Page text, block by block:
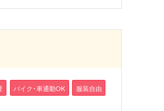
バイク･車通勤OK 服装自由